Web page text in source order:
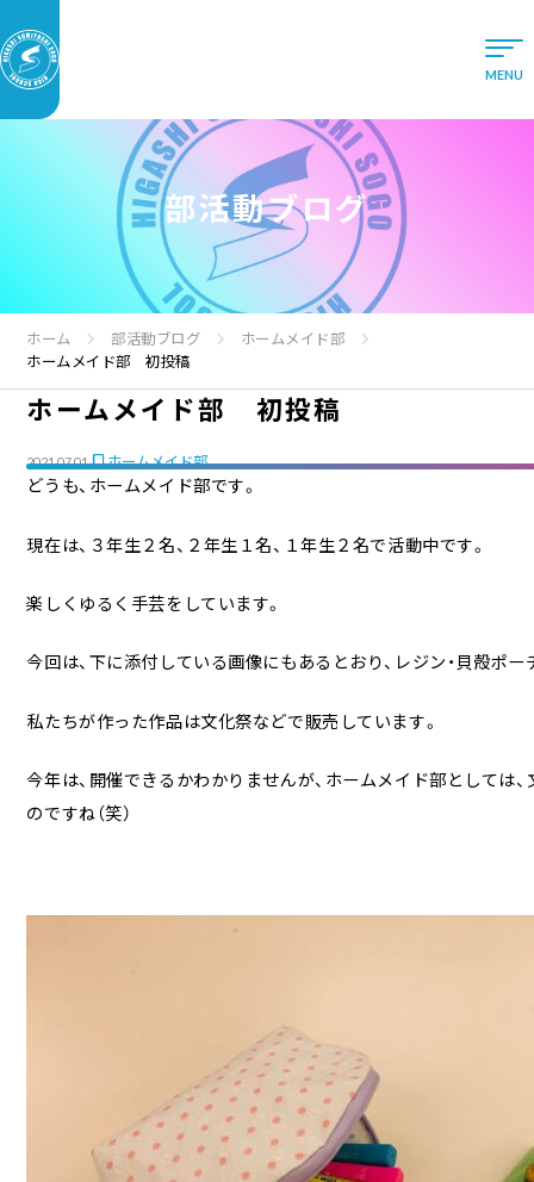
部活動ブログ
ホーム 部活動ブログ
ホームメイド部
ホームメイド部 初投稿
ホームメイド部 初投稿
2021.07.01 ホームメイド部
どうも、ホームメイド部です。
現在は、３年生２名、２年生１名、１年生２名で活動中です。
楽しくゆるく手芸をしています。
今回は、下に添付している画像にもあるとおり、レジン・貝殻ポー
私たちが作った作品は文化祭などで販売しています。
今年は、開催できるかわかりませんが、ホームメイド部としては
のですね（笑）